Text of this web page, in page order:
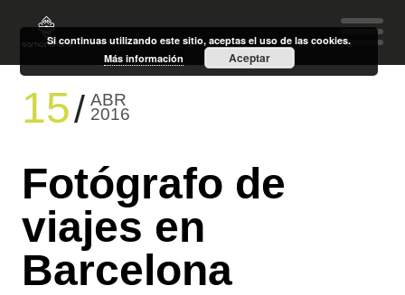
15 ABR
2016
Fotógrafo de
viajes en
Barcelona
Si continuas utilizando este sitio, aceptas el uso de las cookies.
Más información
Aceptar